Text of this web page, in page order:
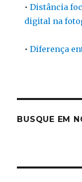
•Distância
digital na
•Diferença
BUSQUE EM